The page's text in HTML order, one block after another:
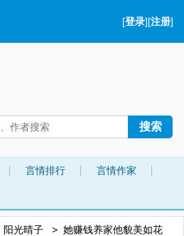
[登录][注册]
┊ 言情排行 ┊ 言情作家 ┊
阳光晴子 她赚钱养家他貌美如花